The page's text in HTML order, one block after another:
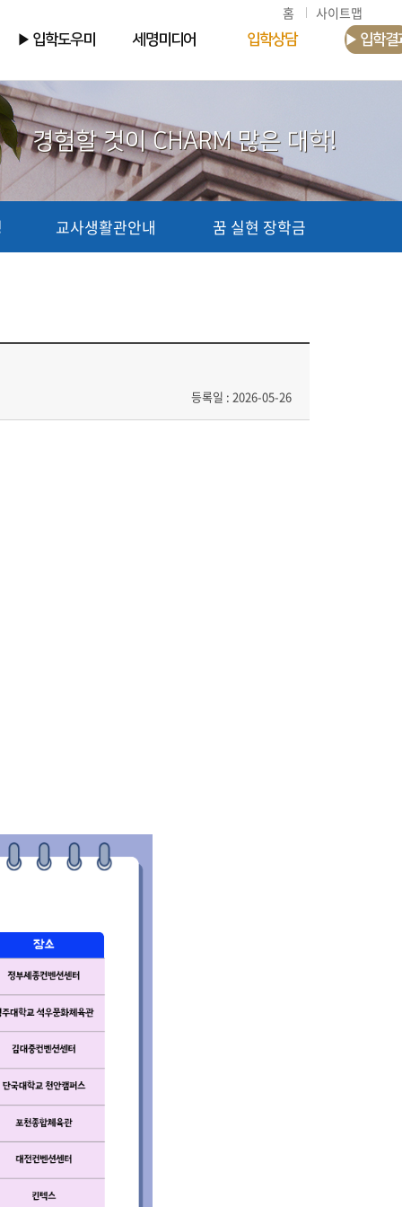
홈 사이트맵
▶ 입학도우미 세명미디어 입학상담 ▶ 입학결
경험할 것이 CHARM 많은 대학!
교사생활관안내 꿈 실현 장학금
등록일 : 2026-05-26